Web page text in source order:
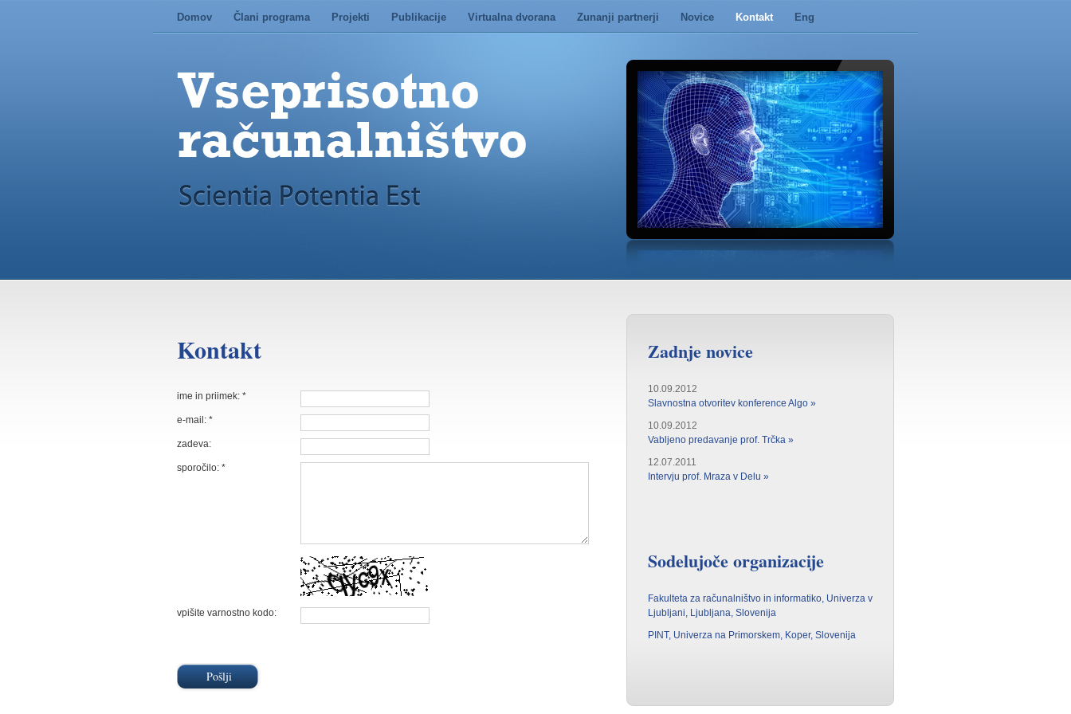
Domov Člani programa Projekti Publikacije Virtualna dvorana Zunanji partnerji Novice Kontakt Eng
Kontakt
ime in priimek: *
e-mail: *
zadeva:
sporočilo: *
vpišite varnostno kodo:
Pošlji
Zadnje novice
10.09.2012
Slavnostna otvoritev konference Algo »
10.09.2012
Vabljeno predavanje prof. Trčka »
12.07.2011
Intervju prof. Mraza v Delu »
Sodelujoče organizacije
Fakulteta za računalništvo in informatiko, Univerza v
Ljubljani, Ljubljana, Slovenija
PINT, Univerza na Primorskem, Koper, Slovenija